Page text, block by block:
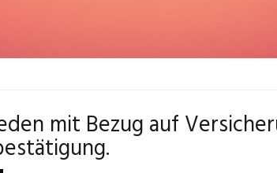
mit Bezug auf